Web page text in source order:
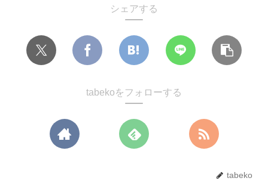
シェアする
tabekoをフォローする
tabeko